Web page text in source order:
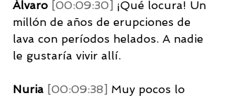
Álvaro [00:09:30] ¡Qué locura! Un
millón de años de erupciones de
lava con períodos helados. A nadie
le gustaría vivir allí.
Nuria [00:09:38] Muy pocos lo